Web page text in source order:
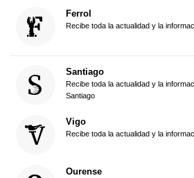
Ferrol
Recibe toda la actualidad y la
Santiago
Recibe toda la actualidad y la
Santiago
Vigo
Recibe toda la actualidad y la
Ourense